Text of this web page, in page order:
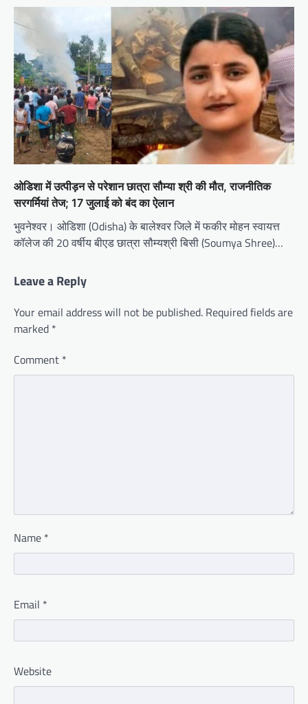
ओडिशा में उत्पीड़न से परेशान छात्रा सौम्या श्री की मौत, राजनीतिक
सरगर्मियां तेज; 17 जुलाई को बंद का ऐलान
भुवनेश्वर। ओडिशा (Odisha) के बालेश्वर जिले में फकीर मोहन स्वायत्त
कॉलेज की 20 वर्षीय बीएड छात्रा सौम्यश्री बिसी (Soumya Shree)…
Leave a Reply
Your email address will not be published. Required fields are
marked *
Comment *
Name *
Email *
Website